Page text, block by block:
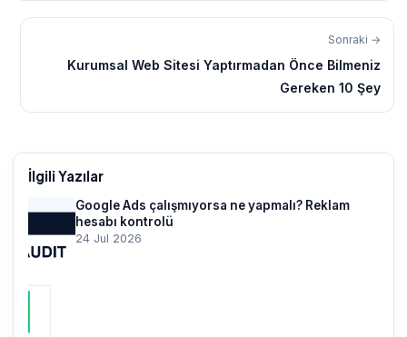
Sonraki →
Kurumsal Web Sitesi Yaptırmadan Önce Bilmeniz
Gereken 10 Şey
İlgili Yazılar
Google Ads çalışmıyorsa ne yapmalı? Reklam
hesabı kontrolü
24 Jul 2026